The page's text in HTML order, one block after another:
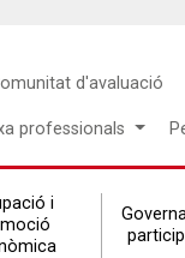
d'avaluació
professionals
i